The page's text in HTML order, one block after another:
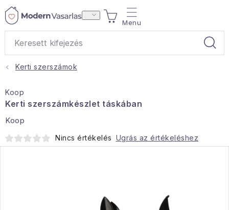
Ugrás
KOSÁR
Otthoni illatok
Teák
Kerti szerszámok
Koop
Kerti szerszámkészlet táskában
Koop
Nincs értékelés Ugrás az értékeléshez